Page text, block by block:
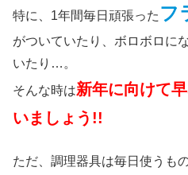
特に、1年間毎日頑張った フ
がついていたり、ボロボロに
いたり…。
そんな時は新年に向けて
いましょう!!
ただ、調理器具は毎日使うもの